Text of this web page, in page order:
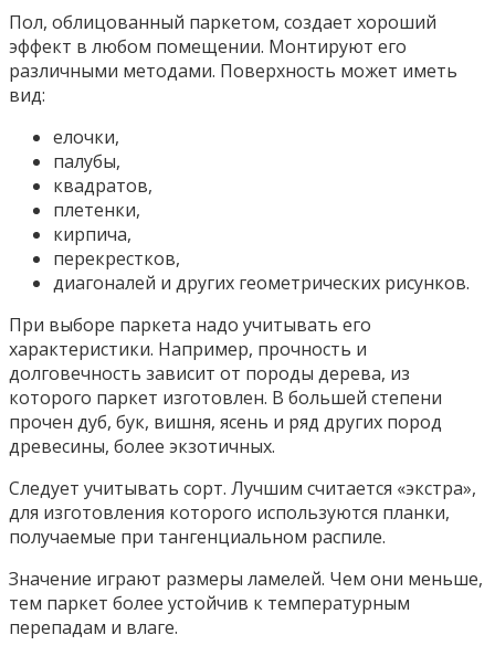
Пол, облицованный паркетом, создает хороший
эффект в любом помещении. Монтируют его
различными методами. Поверхность может иметь
вид:
елочки,
палубы,
квадратов,
плетенки,
кирпича,
перекрестков,
диагоналей и других геометрических рисунков.
При выборе паркета надо учитывать его
характеристики. Например, прочность и
долговечность зависит от породы дерева, из
которого паркет изготовлен. В большей степени
прочен дуб, бук, вишня, ясень и ряд других пород
древесины, более экзотичных.
Следует учитывать сорт. Лучшим считается «экстра»,
для изготовления которого используются планки,
получаемые при тангенциальном распиле.
Значение играют размеры ламелей. Чем они меньше,
тем паркет более устойчив к температурным
перепадам и влаге.